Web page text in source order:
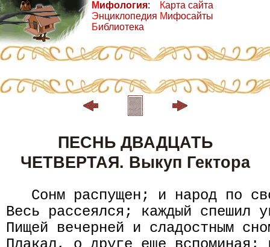
Мифология:
Энциклопедия
Библиотека
Карта сайта
Мифосайты
ПЕСНЬ ДВАДЦАТЬ
ЧЕТВЕРТАЯ. Выкуп Гектора
Сонм распущен; и народ по
Весь рассеялся; каждый спешил
Пищей вечерней и сладостным